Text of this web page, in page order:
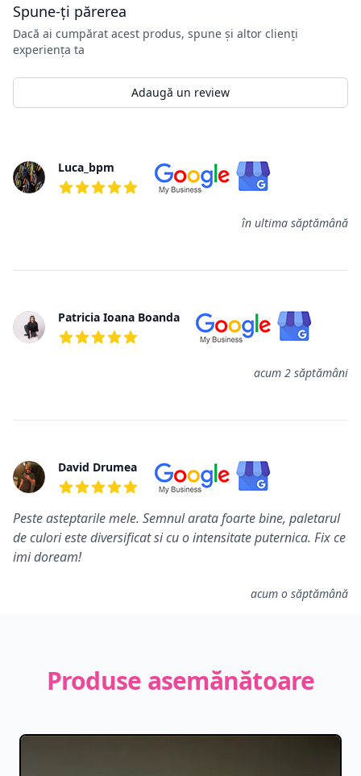
Spune-ți părerea
Dacă ai cumpărat acest produs, spune și altor clienți
experiența ta
Adaugă un review
Review-uriLuca_bpm
în ultima săptămână
Patricia Ioana Boanda
acum 2 săptămâni
David Drumea
Peste asteptarile mele. Semnul arata foarte bine, paletarul
de culori este diversificat si cu o intensitate puternica. Fix ce
imi doream!
acum o săptămână
Produse asemănătoare